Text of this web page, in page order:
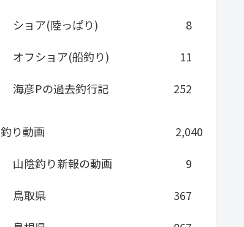
ショア(陸っぱり)
8
オフショア(船釣り)
11
海彦Pの過去釣行記
252
釣り動画
2,040
山陰釣り新報の動画
9
鳥取県
367